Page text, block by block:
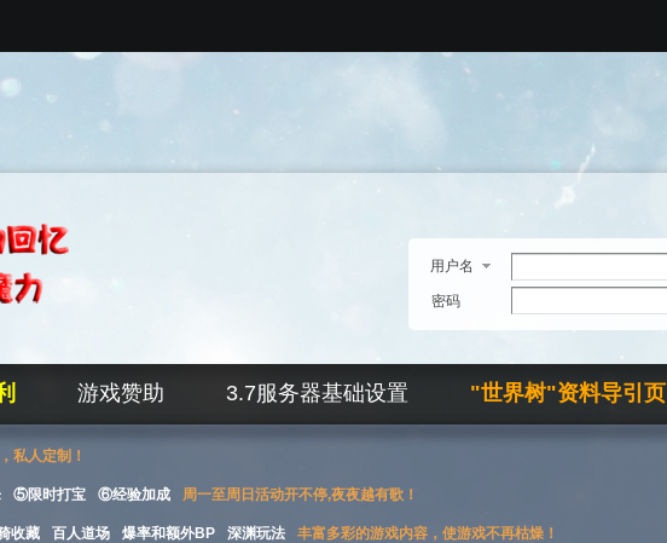
用户名
密码
游戏赞助 3.7服务器基础设置 "世界树"资料导引页
私人定制！
⑤限时打宝 ⑥经验加成 周一至周日活动开不停,夜夜越有歌！
收藏 百人道场 爆率和额外BP 深渊玩法 丰富多彩的游戏内容，使游戏不再枯燥！